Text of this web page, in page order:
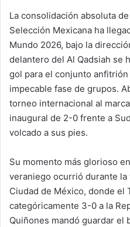
La consolidación absoluta
Selección Mexicana ha
Mundo 2026, bajo la
delantero del Al Qadsiah se
gol para el conjunto
impecable fase de grupos.
torneo internacional al
inaugural de 2-0 frente a
volcado a sus pies.
Su momento más glorioso
veraniego ocurrió durante
Ciudad de México, donde el
categóricamente 3-0 a la
Quiñones mandó guardar el